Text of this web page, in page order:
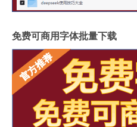
免费可商用字体批量下载